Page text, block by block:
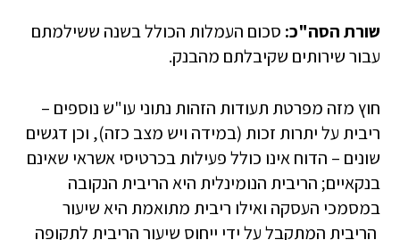
שורת הסה"כ: סכום העמלות הכולל בשנה ששילמתם
עבור שירותים שקיבלתם מהבנק.
חוץ מזה מפרטת תעודות הזהות נתוני עו"ש נוספים –
ריבית על יתרות זכות (במידה ויש מצב כזה), וכן דגשים
שונים – הדוח אינו כולל פעילות בכרטיסי אשראי שאינם
בנקאיים; הריבית הנומינלית היא הריבית הנקובה
במסמכי העסקה ואילו ריבית מתואמת היא שיעור
הריבית המתקבל על ידי ייחוס שיעור הריבית לתקופה